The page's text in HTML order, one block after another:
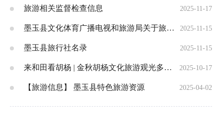
2025-11-17
旅游相关监督检查信息
2025-11-15
墨玉县文化体育广播电视和旅游局关于旅行社、导游随机检查结果公告
2025-11-15
墨玉县旅行社名录
2025-10-17
来和田看胡杨 | 金秋胡杨文化旅游观光多元体验引八方游客
2025-04-02
【旅游信息】 墨玉县特色旅游资源